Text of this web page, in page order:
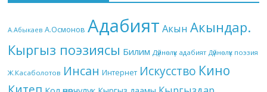
А.Абыкаев А.Осмонов Адабият Акын Акындар.
Кыргыз поэзиясы Билим Дүйнөлүк адабият Дүйнөлүк поэзия
Ж.Касаболотов Инсан Интернет Искусство Кино